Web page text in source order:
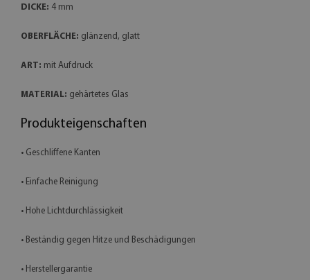
DICKE: 4 mm
OBERFLÄCHE: glänzend, glatt
ART: mit Aufdruck
MATERIAL: gehärtetes Glas
Produkteigenschaften
• Geschliffene Kanten
• Einfache Reinigung
• Hohe Lichtdurchlässigkeit
• Beständig gegen Hitze und Beschädigungen
• Herstellergarantie